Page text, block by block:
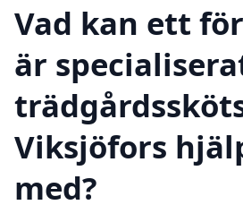
Vad kan ett
är
Viksjöfors
med?